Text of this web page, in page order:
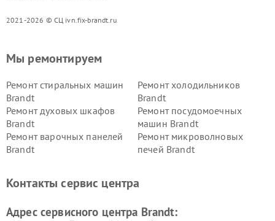
2021-2026 © СЦ ivn.fix-brandt.ru
Мы ремонтируем
Ремонт стиральных машин
Brandt
Ремонт холодильников
Brandt
Ремонт духовых шкафов
Brandt
Ремонт посудомоечных
машин Brandt
Ремонт варочных панелей
Brandt
Ремонт микроволновых
печей Brandt
Контакты сервис центра
Адрес сервисного центра Brandt: